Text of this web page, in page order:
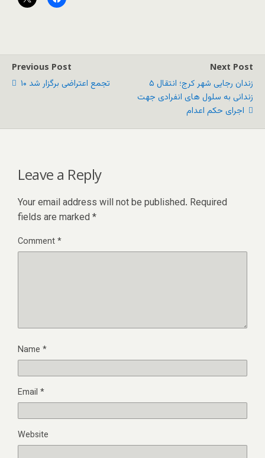
Previous Post
۱۰ تجمع اعتراضی برگزار شد
Next Post
زندان رجایی شهر کرج؛ انتقال ۵
زندانی به سلول های انفرادی جهت
Leave a Reply
Your email address will not be published. Required
fields are marked *
Comment*
Name *
Email *
Website